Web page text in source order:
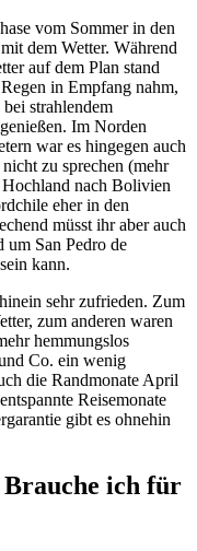
vom Sommer in den
dem Wetter. Während
auf dem Plan stand
in Empfang nahm,
strahlendem
Im Norden
war es hingegen auch
zu sprechen (mehr
nach Bolivien
eher in den
müsst ihr aber auch
um San Pedro de
kann.
sehr zufrieden. Zum
zum anderen waren
hemmungslos
Co. ein wenig
die Randmonate April
Reisemonate
gibt es ohnehin
ich für